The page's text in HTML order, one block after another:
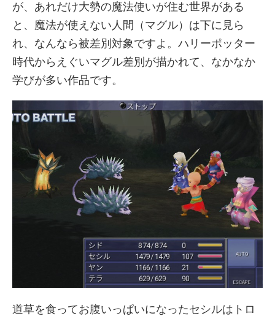
が、あれだけ大勢の魔法使いが住む世界がある
と、魔法が使えない人間（マグル）は下に見ら
れ、なんなら被差別対象ですよ。ハリーポッター
時代からえぐいマグル差別が描かれて、なかなか
学びが多い作品です。
道草を食ってお腹いっぱいになったセシルはトロ